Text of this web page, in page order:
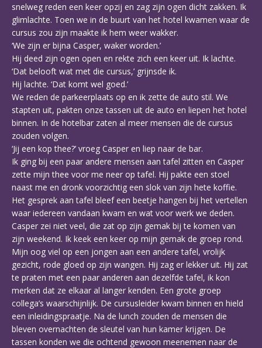
snelweg reden een keer opzij en zag zijn ogen dicht zakken. Ik
glimlachte. Toen we in de buurt van het hotel kwamen waar de
cursus zou zijn maakte ik hem weer wakker.
‘We zijn er bijna Casper, waker worden.’
Hij deed zijn ogen open en rekte zich een keer uit. Ik lachte.
‘Dat belooft wat met die cursus,’ grijnsde ik.
Hij lachte. ‘Dat komt wel goed.’
We reden de parkeerplaats op en ik zette de auto stil. We
stapten uit, pakten onze tassen uit de auto en liepen het hotel
binnen. In de hotelbar zaten al meer mensen die de cursus
zouden volgen.
‘Jij een kop thee?’ vroeg Casper en liep naar de bar.
Ik ging bij een paar andere mensen aan tafel zitten en Casper
zette mijn thee voor me neer op tafel. Hij pakte een stoel
naast me en dronk voorzichtig een slok van zijn hete koffie.
Het gesprek aan tafel bleef een beetje hangen bij het vertellen
waar iedereen vandaan kwam en wat voor werk we deden.
Casper zei niet veel, die zat op zijn gemak bij te komen van
zijn weekend. Ik keek een keer op mijn gemak de groep rond.
Mijn oog viel op een jongen aan een andere tafel, vrolijk
gezicht, rode gloed op zijn wangen. Hij zag er lekker uit. Hij zat
te praten met een paar anderen aan dezelfde tafel, ik kon
merken dat ze elkaar al langer kenden. Een grote groep
collega’s waarschijnlijk. De cursusleider kwam binnen en hield
een inleidingspraatje. Na de lunch zouden de mensen die
bleven overnachten de sleutel van hun kamer krijgen. De
tassen konden we die ochtend gewoon meenemen naar de